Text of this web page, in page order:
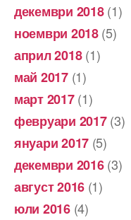
декември 2018(1)
ноември 2018(5)
април 2018(1)
май 2017(1)
март 2017(1)
февруари 2017(3)
януари 2017 (5)
декември 2016(3)
август 2016 (1)
юли 2016(4)